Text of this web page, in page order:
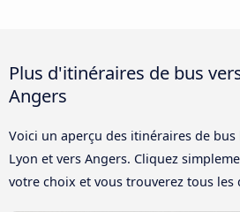
Plus d'itinéraires de bus
Angers
Voici un aperçu des itinéraires de
Lyon et vers Angers. Cliquez
votre choix et vous trouverez tous les